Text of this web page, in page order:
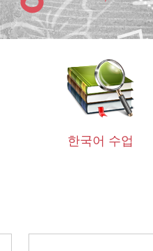
한국어 수업